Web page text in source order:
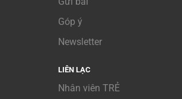
Góp ý
Newsletter
LIÊN LẠC
Nhân viên TRẺ